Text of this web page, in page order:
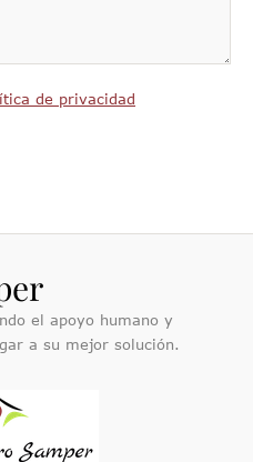
de privacidad
el apoyo humano y
a su mejor solución.